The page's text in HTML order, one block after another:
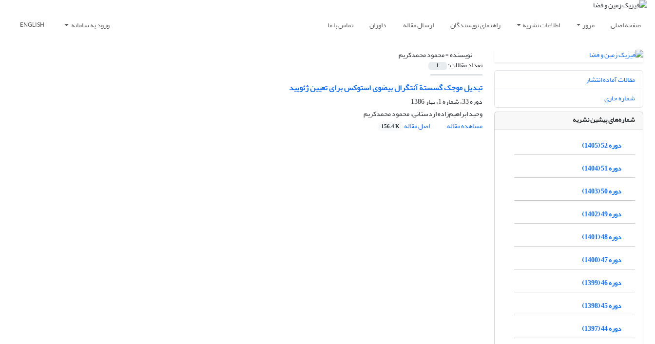
صفحه اصلی مرور اطلاعات نشریه راهنمای نویسندگان ارسال مقاله داوران تماس با ما ورود به سامانه ENGLISH
نویسنده =محمود محمدکریم
تعداد مقالات: 1
تبدیل موجک گسستة آنتگرال بیضوی استوکس برای تعیین ژئویید
دوره 33، شماره 1، بهار 1386
وحید ابراهیم‌زاده اردستانی، محمود محمدکریم
مشاهده مقاله
اصل مقاله 156.4 K
مقالات آماده انتشار
شماره جاری
شماره‌های پیشین نشریه
دوره 52 (1405)
دوره 51 (1404)
دوره 50 (1403)
دوره 49 (1402)
دوره 48 (1401)
دوره 47 (1400)
دوره 46 (1399)
دوره 45 (1398)
دوره 44 (1397)